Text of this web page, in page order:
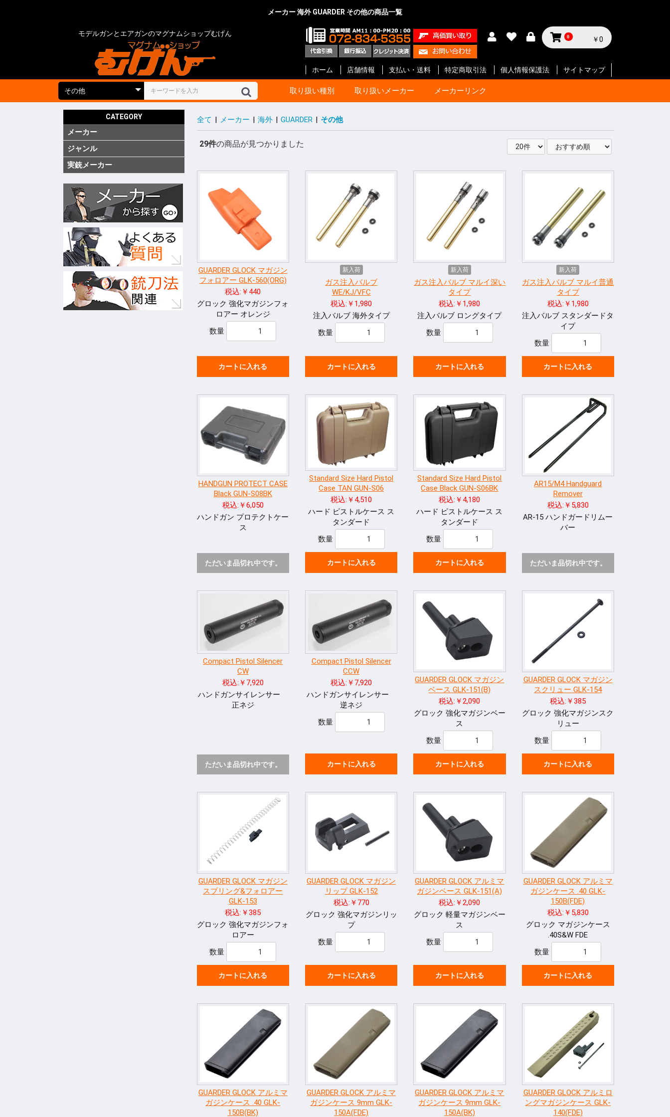
メーカー 海外 GUARDER その他の商品一覧
モデルガンとエアガンのマグナムショップむげん 0 ￥0
ホーム 店舗情報 支払い・送料 特定商取引法 個人情報保護法 サイトマップ
取り扱い種別 取り扱いメーカー メーカーリンク
CATEGORY
メーカー 国内 東京マルイ GBB ハンドガン
GBB ライフル
電動ガン 次世代
電動ガン ハイサイクル
電動ガン
電動ガン バッテリー等
電動ガン マガジン
電動ガン アクセサリー
エアーライフル
ショットガン
ガスガン
ガスガン マガジン
ガスガン アクセサリー
エアーガン アクセサリ
エアーガン マガジン
サイト関連
汎用品
10歳以上用
消耗品 他
KSC ガスブローバック
ガス ライフル・SMG
CO2ブローバック
モデルガン
電動ガン
ガス マガジン
モデルガン カート等
アクセサリー
電動 マガジン等
消耗品 他
マルシン ガス ブローバック
ガス リボルバー
ガス ライフル・SMG
8mm ハンドガン
モデルガン オート
モデルガン リボルバー
モデルガン 長物
キット モデルガン
モデルガン 金属
ガス マガジン
モデルガン カート等
アクセサリー
グリップ
ガスガン 他
消耗品 他
タナカ ガス リボルバー
ガス ブローバック
エアー ライフル
ガス ライフル
モデルガン リボルバー
モデルガン オート
モデルガン 金属
モデルガン ライフル
ガス マガジン
グリップ
アクセサリー
モデルガン カート等
マルゼン エアー ハンドガン
ガス ブローバック
エアー ライフル
ガス ライフル・SMG
マガジン
アクセサリー
消耗品
ハートフォード モデルガン リボルバ
モデルガン オート
モデルガン キット
ガスガン
アクセサリー
カートリッジ等
グリップ
クラフト アップル モデルガン リボルバー
モデルガン オート
モデルガン ライフル
モデルガン カート等
グリップ
グレネード
その他
KTW エアーガン
電動ガン
アクセサリー
タニオ・コバ モデルガン オート
モデルガン ライフル
モデルガン カート等
カスタムパーツ エアガ
その他
BATON Airsoft
BWC モデルガン オート
モデルガン カート等
モデルガン キット
カスタムパーツ
ガスガン
グリップ
ショウエイ
エラン モデルガン
モデルガンパーツ
A!CTION(アクション) モデルガン リボルバー
モデルガン オートマチ
アクセサリー
KM企画 インナーバレル
サイレンサー
キャロムショット 塗装・仕上げ
モデルガン用
グリップ リボルバ用
グリップ オート用
ガスガン 外装パーツ
ガスガン 内部パーツ
メンテナンス
パンドラ アームズ
R.C.C.
ガンショップ インディ 塗装
メンテナンス
ガンスミス シークレッ
ト
スプレー塗料
ブルーイング剤
メンテナンス
メディコム
ファインケミカル
オプション No.1
G-Force
Carbon8 CO2 ブローバックガン
スペアマガジン パー
HoneyBee
エス・ツー・エス その他
BB弾
照準器
ホルスター
ケース類
U-18
エアガン
ガスガン
ET-1
プロテック
イースト.A オート用
リボルバー用
革製 ショルダー
革製 ヒップ
ナイロン製 ショルダー
ナイロン製 ヒップ
ウエスタン
レッグ バックサイド
ポーチ
ケース類
ライラクス
モッジ
ノーベルアームズ 照準器
マウント 他
マックジャパン モデルガン用品
ホルスター
M W グレネード
フリーダムアート
ライト ダミーカート
CーTec 発火カートリッジ
空撃ちダミーカートリ
ダミーブレット
モデルガン カスタムパ
ファイアフライ
ガスガン用カスタムパ
電動ガン用カスタムパ
パッキン類
TOP 電動ガン
アクセサリー
宮川ゴム
レザーアート ケイン
ZEKE
GAW
ガンスミス忍者
国内メーカー その他
海外 DETONATOR スライド
サイト
アウターバレル
その他
GUARDER GLOCK Gen.5
GLOCK Gen.4
GLOCK Gen.3
H&K
V10 / DETONICS
1911 ・ MEU等
Hi-CAPA
M&P
DESERT EAGLE
P226
M92F
金属外装パーツ
内部カスタムパーツ
その他
Guns Modify マグロ用パーツ
カスタムパーツ
アクセサリー
COW COW GLOCK
ROBIN HOOD リボルバー用パーツ
オート用パーツ
Anvil マルイ用
WA用
その他
Vector Optics
Bomber Airsoft
WE-Tech ガス ハンドガン
ガス ライフル
マガジン 他
ENIGMA
NOVA アウターバレル
金属外装パーツ
金属外装キット
Prime カスタムパーツ
金属外装パーツ
金属外装キット
RA-Tech
KJ Works ガス ハンドガン
マガジン 他
ガス ライフル
BOLT ガスブローバック
G&G
VFC
UMaREX
AIP
Ready Fighter 金属外装
NeBula アウターバレル
外装パーツ
内部カスタムパーツ
Airsoft Surgeon
T8 Airsoft
Shooter’s Desion
SILVERBACK Airsoft
W I I Tech
Ace-1 Arms
ACETECH
AABB
C&C tac
SAPH
ANGRY GUN
AMOMAX / CYTAC
FMA
海外メーカー その他
実銃用品 コルト
ベレッタ
スミス&ウエッソン
グロック
HOGUE オート用
リボルバ用
ライフル用
木製
G-10 素材製
その他アクセサリー
PACHMAYR オート用
汎用
リボルバ用
木製
G-10 素材製
ALTAMONT オート用
リボルバ用
G-10 素材製
VZ Grips
LINVILLE
LOK Grips
CERUS GEAR
MAGPUL
Birchwood
HKS
実銃用品メーカー その
他
ジャンル ガス ブローバック マシンピストル
ガス SMG ライフル
ガス リボルバ
ガス 他
電動 次世代
電動 ハイサイクル
電動ガン
電動 SMG
電動 ハンドガン
エアーコッキング
エアーライフル SMG
CO2 ガスガン
モデルガン リボルバ
モデルガン オート
モデルガン 長物
金属モデルガン
キットモデルガン
競技用銃(販売登録品)
ショットガン
海外製 電動ガン
海外製 GBB ライフル
海外製 GBB ハンドガン
キットエアガン
グレネードランチャ
グレネード弾
ガスガンアクセサリー
エアガンアクセサリー
電動ガンアクセサリー
モデルガンアクセサリ
汎用アクセサリー(純正)
ガスガンスペアマガジ
エアガンスペアマガジ
電動ガンスペアマガジ
モデルガンスペアマガ
グリップ オートマチック用
リボルバー用
グリップ(実銃用) その他
Altamont
HOGUE
Pachmayr
BERETTA
外装カスタムパーツ マルイ 1911
マルイ GLOCK
アウターバレル
内部カスタムパーツ マルイ 1911
マルイ GLOCK用
ゴムパッキン類
ガスガン用
電動ガン用
エアーガン用
ディテールアップパー
バッテリー・充電器
電動ガン用 カスタムパ
ダミーカート
モデルガン カスタムパ
照準器 ドットサイト
スコープ
照準器周辺
サイレンサー
ライト・レーザー
トレーサー
ホルスター(革)
ホルスター(樹脂)
ホルスター(ナイロン) オートマチック
リボルバー
その他
ポーチ類
ケース類
メンテナンス
消耗品 ガス BB弾
工具
塗装・仕上げ
汎用アクセサリー
シューティング用品
ガンスタンド
プロテクション
18才未満用
18才未満用品
カスタムガン ガスブローバック
モデルガン
その他
特価品 アクセサリー
モデルガン
エアーソフトガン
処分品
実銃メーカー
全て | メーカー | 海外 | GUARDER | その他
29件の商品が見つかりました
GUARDER GLOCK マガジン
フォロアー GLK-560(ORG)
税込:￥440
グロック 強化マガジンフォ
ロアー オレンジ
数量
カートに入れる
新入荷
ガス注入バルブ
WE/KJ/VFC
税込:￥1,980
注入バルブ 海外タイプ
数量
カートに入れる
新入荷
ガス注入バルブ マルイ深い
タイプ
税込:￥1,980
注入バルブ ロングタイプ
数量
カートに入れる
新入荷
ガス注入バルブ マルイ普通
タイプ
税込:￥1,980
注入バルブ スタンダードタ
イプ
数量
カートに入れる
HANDGUN PROTECT CASE
Black GUN-S08BK
税込:￥6,050
ハンドガン プロテクトケー
ス
ただいま品切れ中です。
Standard Size Hard Pistol
Case TAN GUN-S06
税込:￥4,510
ハード ピストルケース ス
タンダード
数量
カートに入れる
Standard Size Hard Pistol
Case Black GUN-S06BK
税込:￥4,180
ハード ピストルケース ス
タンダード
数量
カートに入れる
AR15/M4 Handguard
Remover
税込:￥5,830
AR-15 ハンドガードリムー
バー
ただいま品切れ中です。
Compact Pistol Silencer
CW
税込:￥7,920
ハンドガンサイレンサー
正ネジ
ただいま品切れ中です。
Compact Pistol Silencer
CCW
税込:￥7,920
ハンドガンサイレンサー
逆ネジ
数量
カートに入れる
GUARDER GLOCK マガジン
ベース GLK-151(B)
税込:￥2,090
グロック 強化マガジンベー
ス
数量
カートに入れる
GUARDER GLOCK マガジン
スクリュー GLK-154
税込:￥385
グロック 強化マガジンスク
リュー
数量
カートに入れる
GUARDER GLOCK マガジン
スプリング&フォロアー
GLK-153
税込:￥385
グロック 強化マガジンフォ
ロアー
数量
カートに入れる
GUARDER GLOCK マガジン
リップ GLK-152
税込:￥770
グロック 強化マガジンリッ
プ
数量
カートに入れる
GUARDER GLOCK アルミマ
ガジンベース GLK-151(A)
税込:￥2,090
グロック 軽量マガジンベー
ス
数量
カートに入れる
GUARDER GLOCK アルミマ
ガジンケース .40 GLK-
150B(FDE)
税込:￥5,830
グロック マガジンケース
.40S&W FDE
数量
カートに入れる
GUARDER GLOCK アルミマ
ガジンケース .40 GLK-
150B(BK)
GUARDER GLOCK アルミマ
ガジンケース 9mm GLK-
150A(FDE)
GUARDER GLOCK アルミマ
ガジンケース 9mm GLK-
150A(BK)
GUARDER GLOCK アルミロ
ングマガジンケース GLK-
140(FDE)